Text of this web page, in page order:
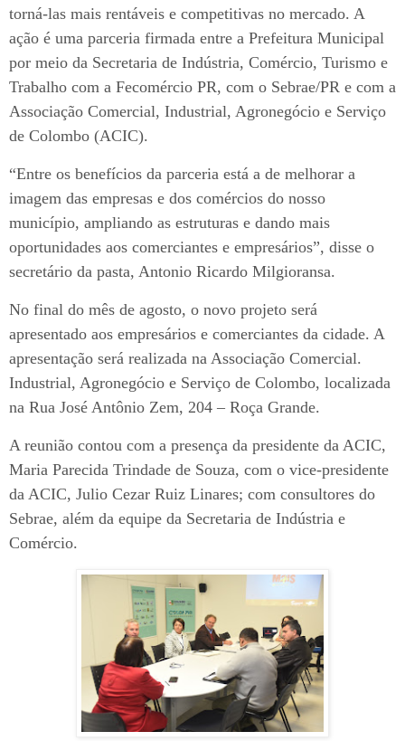
torná-las mais rentáveis e competitivas no mercado. A
ação é uma parceria firmada entre a Prefeitura Municipal
por meio da Secretaria de Indústria, Comércio, Turismo e
Trabalho com a Fecomércio PR, com o Sebrae/PR e com a
Associação Comercial, Industrial, Agronegócio e Serviço
de Colombo (ACIC).
“Entre os benefícios da parceria está a de melhorar a
imagem das empresas e dos comércios do nosso
município, ampliando as estruturas e dando mais
oportunidades aos comerciantes e empresários”, disse o
secretário da pasta, Antonio Ricardo Milgioransa.
No final do mês de agosto, o novo projeto será
apresentado aos empresários e comerciantes da cidade. A
apresentação será realizada na Associação Comercial.
Industrial, Agronegócio e Serviço de Colombo, localizada
na Rua José Antônio Zem, 204 – Roça Grande.
A reunião contou com a presença da presidente da ACIC,
Maria Parecida Trindade de Souza, com o vice-presidente
da ACIC, Julio Cezar Ruiz Linares; com consultores do
Sebrae, além da equipe da Secretaria de Indústria e
Comércio.